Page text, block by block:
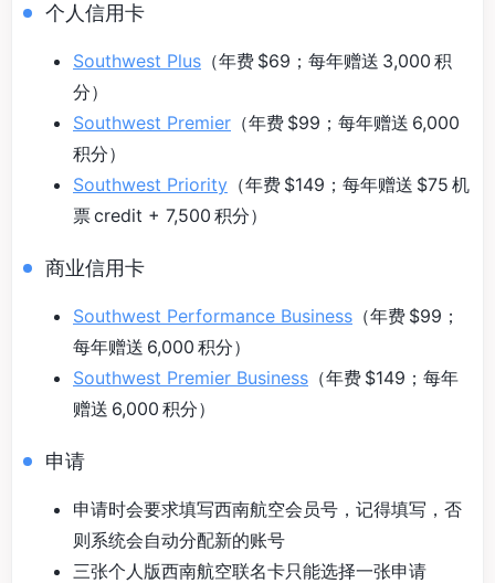
个人信用卡
Southwest Plus （年费 $69；每年赠送 3,000 积
分）
Southwest Premier （年费 $99；每年赠送 6,000
积分）
Southwest Priority （年费 $149；每年赠送 $75 机
票 credit + 7,500 积分）
商业信用卡
Southwest Performance Business （年费 $99；
每年赠送 6,000 积分）
Southwest Premier Business （年费 $149；每年
赠送 6,000 积分）
申请
申请时会要求填写西南航空会员号，记得填写，否
则系统会自动分配新的账号
三张个人版西南航空联名卡只能选择一张申请